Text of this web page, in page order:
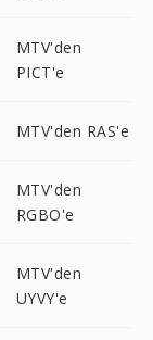
MTV'den
PICT'e
MTV'den RAS'e
MTV'den
RGBO'e
MTV'den
UYVY'e